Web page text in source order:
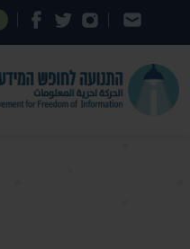
דילוג לתוכן העמוד